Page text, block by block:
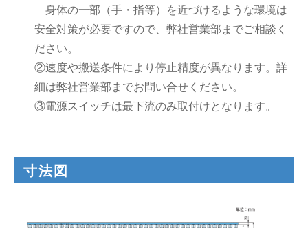
身体の一部（手・指等）を近づけるような環境は
安全対策が必要ですので、弊社営業部までご相談く
ださい。
②速度や搬送条件により停止精度が異なります。詳
細は弊社営業部までお問い合せください。
③電源スイッチは最下流のみ取付けとなります。
寸法図